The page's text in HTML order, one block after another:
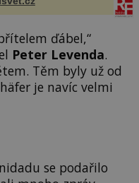
ďábel,“
Peter Levenda.
Těm byly už od
je navíc velmi
se podařilo